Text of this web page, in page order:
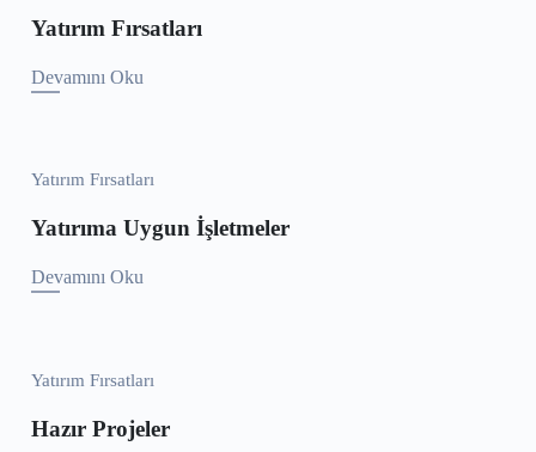
Yatırım Fırsatları
Devamını Oku
Yatırım Fırsatları
Yatırıma Uygun İşletmeler
Devamını Oku
Yatırım Fırsatları
Hazır Projeler